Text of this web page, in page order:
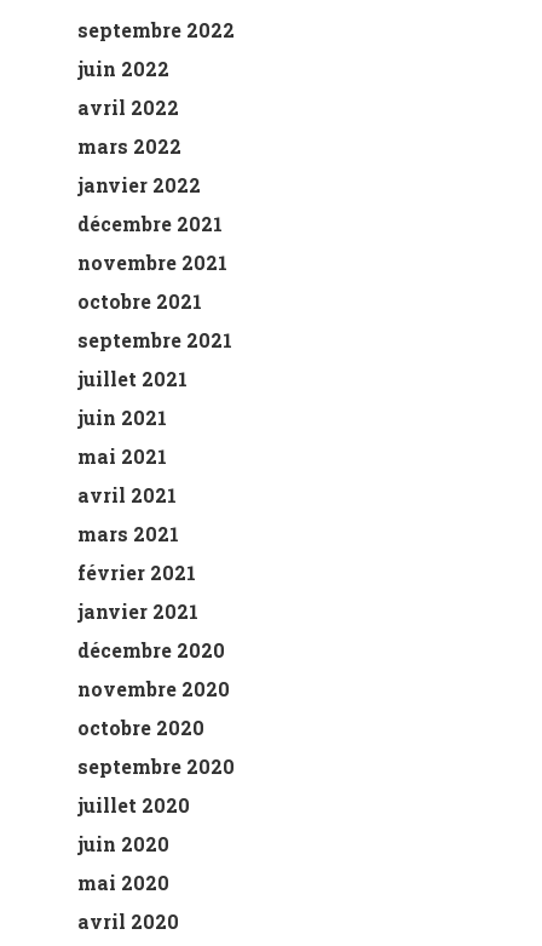
septembre 2022
juin 2022
avril 2022
mars 2022
janvier 2022
décembre 2021
novembre 2021
octobre 2021
septembre 2021
juillet 2021
juin 2021
mai 2021
avril 2021
mars 2021
février 2021
janvier 2021
décembre 2020
novembre 2020
octobre 2020
septembre 2020
juillet 2020
juin 2020
mai 2020
avril 2020